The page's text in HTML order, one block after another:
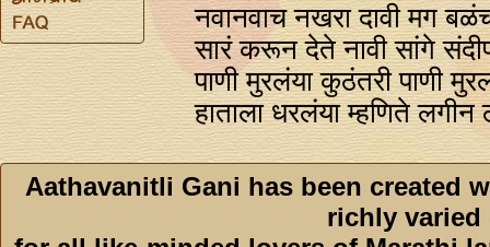
नवानवाच नखरा दावी मग
सारं करून देते नावी सांगे
पाणी मुरलंया कुठंतरी पाणी
हाताला धरलंया म्हणिते लगीन
Aathavanitli Gani has been created
richly varied